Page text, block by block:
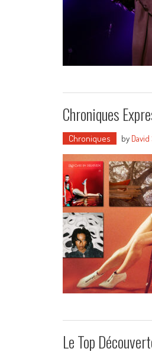
Chroniques
Chroniques by
Le Top